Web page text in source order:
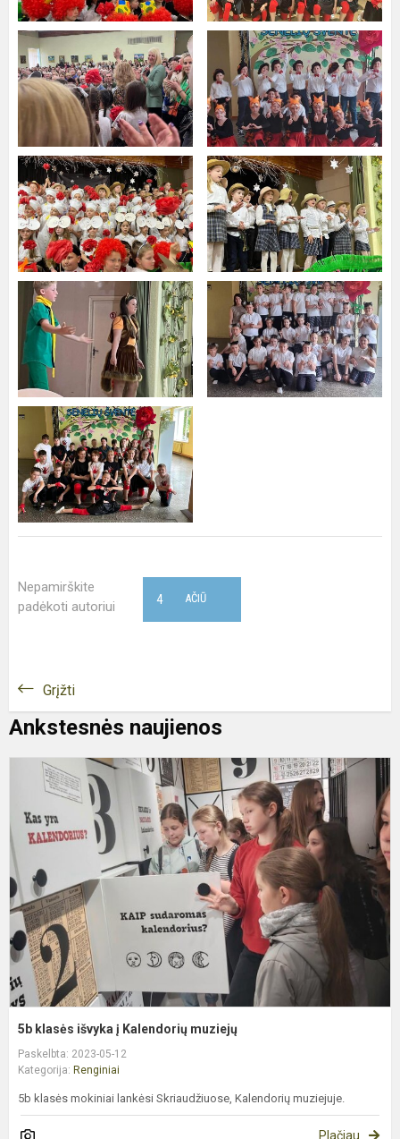
Nepamirškite
padėkoti autoriui
AČIŪ
4
Grįžti
Ankstesnės naujienos
5b klasės išvyka į Kalendorių muziejų
Paskelbta: 2023-05-12
Kategorija: Renginiai
5b klasės mokiniai lankėsi Skriaudžiuose, Kalendorių muziejuje.
Plačiau